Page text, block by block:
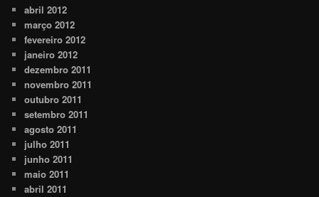
abril 2012
março 2012
fevereiro 2012
janeiro 2012
dezembro 2011
novembro 2011
outubro 2011
setembro 2011
agosto 2011
julho 2011
junho 2011
maio 2011
abril 2011